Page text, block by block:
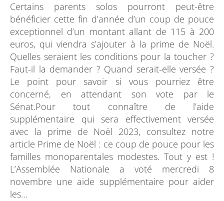
Certains parents solos pourront peut-être
bénéficier cette fin d’année d’un coup de pouce
exceptionnel d’un montant allant de 115 à 200
euros, qui viendra s’ajouter à la prime de Noël.
Quelles seraient les conditions pour la toucher ?
Faut-il la demander ? Quand serait-elle versée ?
Le point pour savoir si vous pourriez être
concerné, en attendant son vote par le
Sénat.Pour tout connaître de l’aide
supplémentaire qui sera effectivement versée
avec la prime de Noël 2023, consultez notre
article Prime de Noël : ce coup de pouce pour les
familles monoparentales modestes. Tout y est !
L’Assemblée Nationale a voté mercredi 8
novembre une aide supplémentaire pour aider
les…